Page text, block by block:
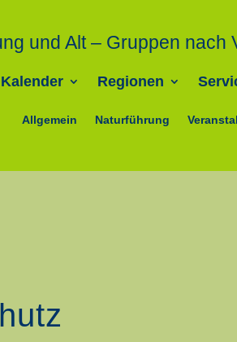
und Alt – Gruppen nach
Kalender Regionen
Allgemein Naturführung